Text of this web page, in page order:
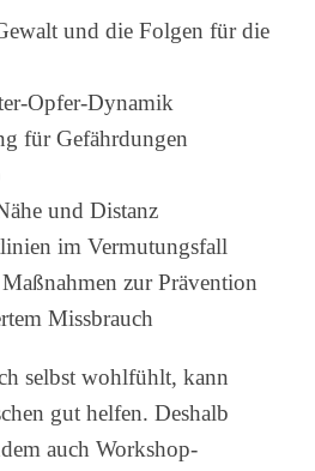
und die Folgen für die
Opfer-Dynamik
für Gefährdungen
und Distanz
im Vermutungsfall
zur Prävention
Missbrauch
selbst wohlfühlt, kann
gut helfen. Deshalb
auch Workshop-